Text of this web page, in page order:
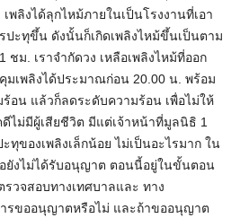
ลิงได้ลุกไหม้ภายในเป็นโรงงานที่เอา
ปะทุขึ้น ดังนั้นก็เกิดเพลิงไหม้ขึ้นเป็นตาม
ม. เราจำกัดวง เหลือเพลิงไหม้ที่ออก
มเพลิงได้ประมาณก่อน 20.00 น. พร้อม
อน แล้วก็ลดระดับความร้อน เพื่อไม่ให้
ไม่มีผู้เสียชีวิต มีแต่เจ้าหน้าที่มูลนิธิ 1
ทุของเพลิงเล็กน้อย ไม่เป็นอะไรมาก ใน
ยังไม่ได้รับอนุญาต ตอนนี้อยู่ในขั้นตอน
วจสอบทางเทศบาลและ ทาง
รขออนุญาตหรือไม่ และถ้าขออนุญาต